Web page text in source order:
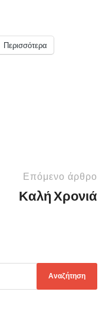
Περισσότερα
Επόμενο άρθρο
Καλή Χρονιά